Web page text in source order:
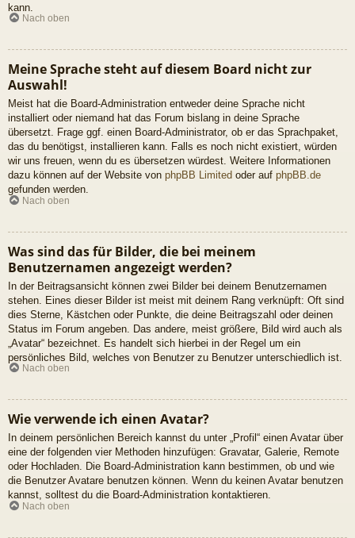
kann.
Nach oben
Meine Sprache steht auf diesem Board nicht zur
Auswahl!
Meist hat die Board-Administration entweder deine Sprache nicht
installiert oder niemand hat das Forum bislang in deine Sprache
übersetzt. Frage ggf. einen Board-Administrator, ob er das Sprachpaket,
das du benötigst, installieren kann. Falls es noch nicht existiert, würden
wir uns freuen, wenn du es übersetzen würdest. Weitere Informationen
dazu können auf der Website von phpBB Limited oder auf phpBB.de
gefunden werden.
Nach oben
Was sind das für Bilder, die bei meinem
Benutzernamen angezeigt werden?
In der Beitragsansicht können zwei Bilder bei deinem Benutzernamen
stehen. Eines dieser Bilder ist meist mit deinem Rang verknüpft: Oft sind
dies Sterne, Kästchen oder Punkte, die deine Beitragszahl oder deinen
Status im Forum angeben. Das andere, meist größere, Bild wird auch als
„Avatar“ bezeichnet. Es handelt sich hierbei in der Regel um ein
persönliches Bild, welches von Benutzer zu Benutzer unterschiedlich ist.
Nach oben
Wie verwende ich einen Avatar?
In deinem persönlichen Bereich kannst du unter „Profil“ einen Avatar über
eine der folgenden vier Methoden hinzufügen: Gravatar, Galerie, Remote
oder Hochladen. Die Board-Administration kann bestimmen, ob und wie
die Benutzer Avatare benutzen können. Wenn du keinen Avatar benutzen
kannst, solltest du die Board-Administration kontaktieren.
Nach oben